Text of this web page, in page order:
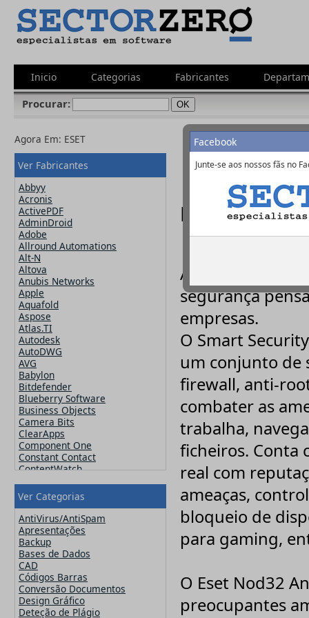
Inicio Categorias Fabricantes
Procurar:
Agora Em: ESET
Ver Fabricantes
Abbyy
Acronis
ActivePDF
AdminDroid
Adobe
Allround Automations
Alt-N
Altova
Anubis Networks
Apple
Aquafold
Aspose
Atlas.TI
Autodesk
AutoDWG
AVG
Babylon
Bitdefender
Blueberry Software
Business Objects
Camera Bits
ClearApps
Component One
Constant Contact
ContentWatch
Crucial
CutePDF
CuteSoft
CZ Solution
DameWare
Datawatch
Devart
DevExpress
ElcomSoft
ESET
Exclaimer
Ver Categorias
AntiVirus/AntiSpam
Apresentações
Backup
Bases de Dados
CAD
Códigos Barras
Conversão Documentos
Design Gráfico
Deteção de Plágio
ESET -http://
A Eset é uma
segurança
empresas.
O Smart
um conjunto de
firewall, anti-
combater as
trabalha,
ficheiros. Conta
real com
ameaças,
bloqueio de
para gaming,
O Eset Nod32
preocupantes
Facebook
Junte-se aos nossos fãs no